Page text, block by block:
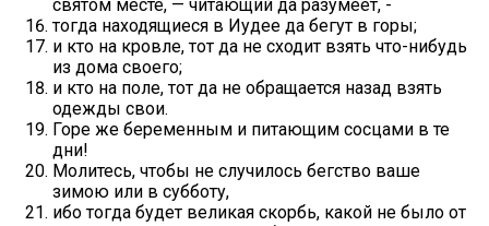
святом месте, — читающий да разумеет, -
тогда находящиеся в Иудее да бегут в горы;
и кто на кровле, тот да не сходит взять что-нибудь
из дома своего;
и кто на поле, тот да не обращается назад взять
одежды свои.
Горе же беременным и питающим сосцами в те
дни!
Молитесь, чтобы не случилось бегство ваше
зимою или в субботу,
ибо тогда будет великая скорбь, какой не было от